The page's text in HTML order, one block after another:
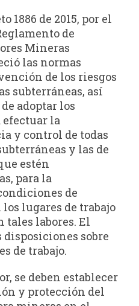
1886 de 2015, por el
de
Mineras
las normas
de los riesgos
subterráneas, así
adoptar los
la
y control de todas
y las de
estén
para la
de
lugares de trabajo
tales labores. El
sobre
de trabajo.
se deben establecer
y protección del